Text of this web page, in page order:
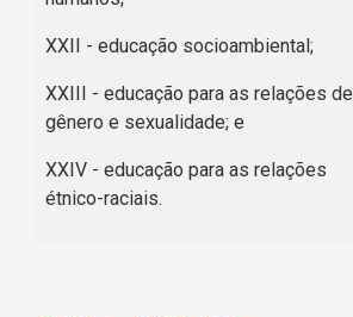
XXII - educação socioambiental;
XXIII - educação para as relações de
gênero e sexualidade; e
XXIV - educação para as relações
étnico-raciais.